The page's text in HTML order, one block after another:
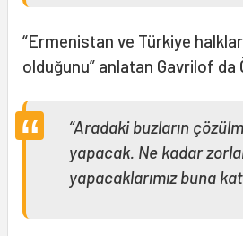
“Ermenistan ve Türkiye
olduğunu” anlatan Gavrilof da
“Aradaki buzların
yapacak. Ne kadar
yapacaklarımız buna